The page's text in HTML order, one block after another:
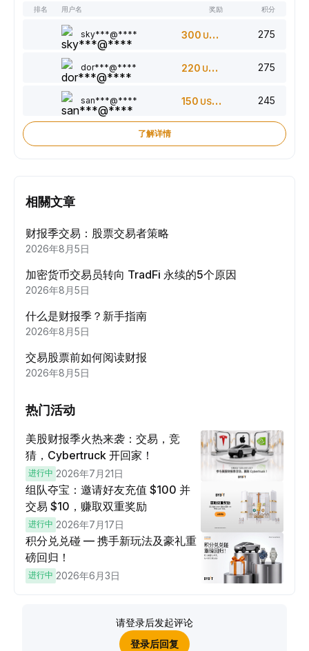
排名 用户名 奖励 积分
sky***@**** 300 USDT 275
dor***@**** 220 USDT 275
san***@**** 150 USDT 245
了解详情
相關文章
财报季交易：股票交易者策略
2026年8月5日
加密货币交易员转向 TradFi 永续的5个原因
2026年8月5日
什么是财报季？新手指南
2026年8月5日
交易股票前如何阅读财报
2026年8月5日
热门活动
美股财报季火热来袭：交易，竞
猜，Cybertruck 开回家！
进行中 2026年7月21日
组队夺宝：邀请好友充值 $100 并
交易 $10，赚取双重奖励
进行中 2026年7月17日
积分兑兑碰 — 携手新玩法及豪礼重
磅回归！
进行中 2026年6月3日
请登录后发起评论
登录后回复